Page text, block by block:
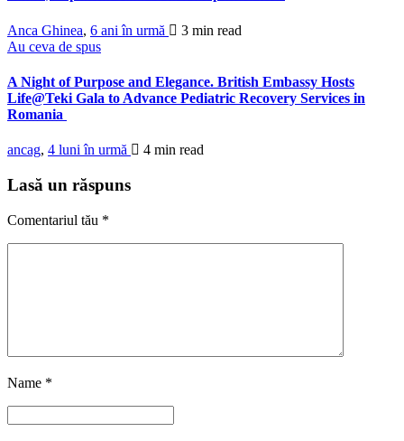
Anca Ghinea, 6 ani în urmă 3 min read
Au ceva de spus
A Night of Purpose and Elegance. British Embassy Hosts
Life@Teki Gala to Advance Pediatric Recovery Services in
Romania
ancag, 4 luni în urmă 4 min read
Lasă un răspuns
Comentariul tău *
Name *